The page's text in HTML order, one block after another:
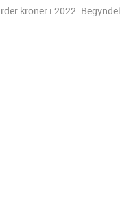
kroner i 2022.